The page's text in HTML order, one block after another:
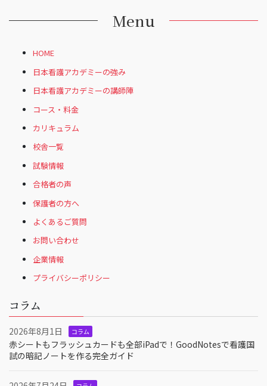
Menu
HOME
日本看護アカデミーの強み
日本看護アカデミーの講師陣
コース・料金
カリキュラム
校舎一覧
試験情報
合格者の声
保護者の方へ
よくあるご質問
お問い合わせ
企業情報
プライバシーポリシー
コラム
2026年8月1日 コラム
赤シートもフラッシュカードも全部iPadで！GoodNotesで看護国
試の暗記ノートを作る完全ガイド